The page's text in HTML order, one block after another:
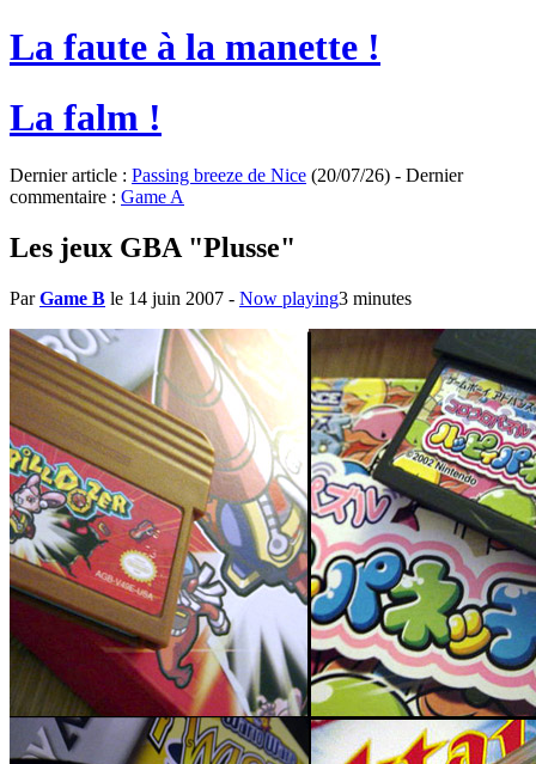
La faute à la manette !
La falm !
Dernier article : Passing breeze de Nice (20/07/26) - Dernier
commentaire : Game A
Les jeux GBA "Plusse"
ParGame B le 14 juin 2007 - Now playing3 minutes